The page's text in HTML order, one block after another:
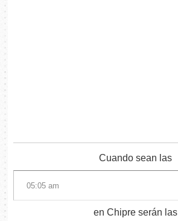
Cuando sean las
en Chipre serán las